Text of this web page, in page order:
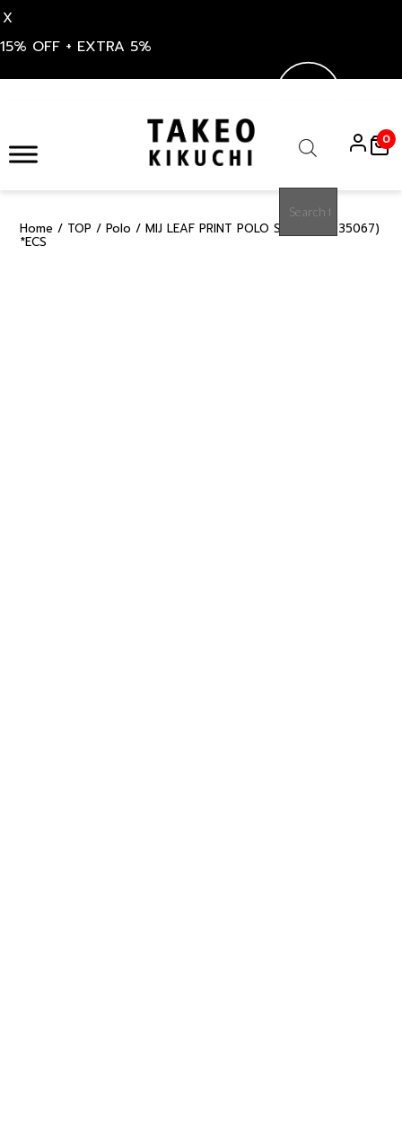
X
15% OFF + EXTRA 5%
content
search
0
Home / TOP / Polo / MIJ LEAF PRINT POLO SHIRT (07035067)
*ECS
15%